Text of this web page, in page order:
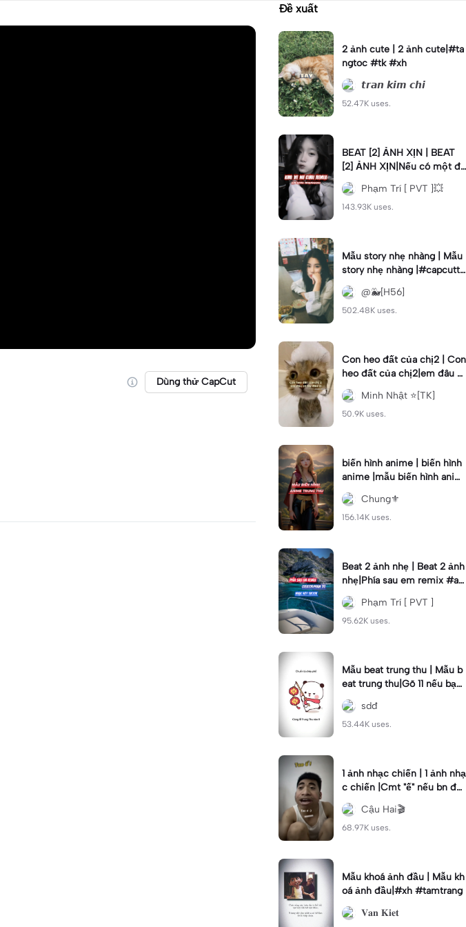
Dùng thử CapCut
Đề xuất
2 ảnh cute | 2 ảnh cute|#ta
ngtoc #tk #xh
𝙩𝙧𝙖𝙣 𝙠𝙞𝙢 𝙘𝙝𝙞
52.47K uses.
BEAT [2] ẢNH XỊN | BEAT
[2] ẢNH XỊN|Nếu có một đi
ều ước bạn sẽ ước gì #hm
q #xhPhạm Trí [ PVT ]💥
143.93K uses.
Mẫu story nhẹ nhàng | Mẫu
story nhẹ nhàng |#capcutt9
#h56
@🐳[H56]
502.48K uses.
Con heo đất của chị2 | Con
heo đất của chị2|em đâu c
ó lấy đâu #mnhatt #xh
Minh Nhật ⭐[TK]
50.9K uses.
biến hình anime | biến hình
anime |mẫu biến hình anim
e trung thu #chun85
Chung⚜️
156.14K uses.
Beat 2 ảnh nhẹ | Beat 2 ảnh
nhẹ|Phía sau em remix #ag
cws #pvt695
Phạm Trí [ PVT ]
95.62K uses.
Mẫu beat trung thu | Mẫu b
eat trung thu|Gõ 11 nếu bạn
thích crush #beat#remix#
xuhuong
sdđ
53.44K uses.
1 ảnh nhạc chiến | 1 ảnh nhạ
c chiến |Cmt "ế" nếu bn đa
ng ế#lv25#capcutflex#xh
#cauhaiCậu Hai🎬
68.97K uses.
Mẫu khoá ảnh đầu | Mẫu kh
oá ảnh đầu|#xh #tamtrang
𝐕𝐚𝐧 𝐊𝐢𝐞𝐭